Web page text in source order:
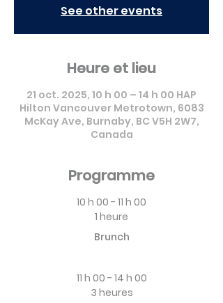
See other events
Heure et lieu
21 oct. 2025, 10 h 00 – 14 h 00 HAP
Hilton Vancouver Metrotown, 6083
McKay Ave, Burnaby, BC V5H 2W7,
Canada
Programme
10 h 00 - 11 h 00
1 heure
Brunch
11 h 00 - 14 h 00
3 heures